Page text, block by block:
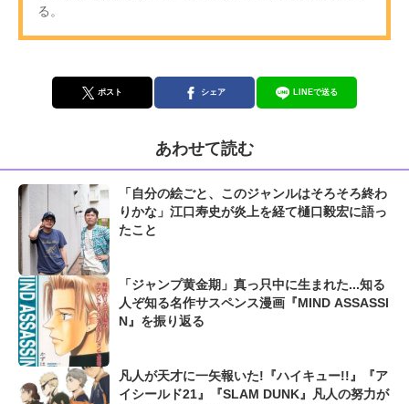
る。
ポスト シェア LINEで送る
あわせて読む
「自分の絵ごと、このジャンルはそろそろ終わ
りかな」江口寿史が炎上を経て樋口毅宏に語っ
たこと
「ジャンプ黄金期」真っ只中に生まれた...知る
人ぞ知る名作サスペンス漫画『MIND ASSASSI
N』を振り返る
凡人が天才に一矢報いた!『ハイキュー!!』『ア
イシールド21』『SLAM DUNK』凡人の努力が